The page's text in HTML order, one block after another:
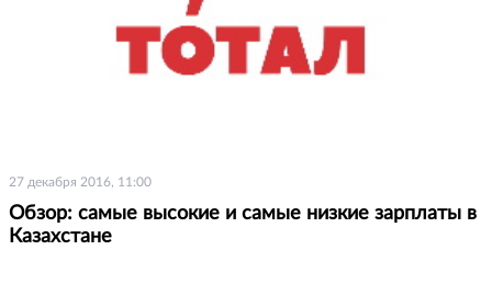
27 декабря 2016, 11:00
Обзор: самые высокие и самые низкие зарплаты в
Казахстане